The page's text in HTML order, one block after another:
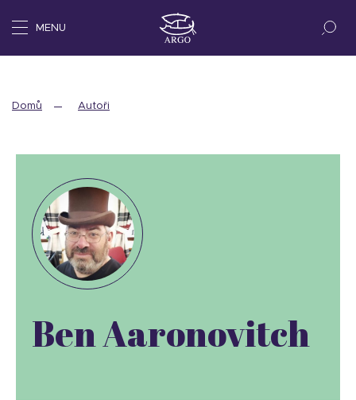
MENU
Domů Autoři
Ben Aaronovitch